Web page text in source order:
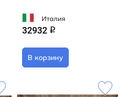
Италия
32932 q
В корзину